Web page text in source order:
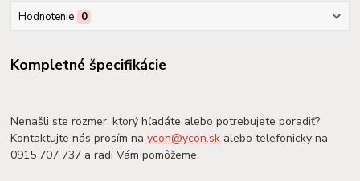
Hodnotenie 0
Kompletné špecifikácie
Nenašli ste rozmer, ktorý hľadáte alebo potrebujete poradiť?
Kontaktujte nás prosím naycon@ycon.sk alebo telefonicky na
0915 707 737 a radi Vám pomôžeme.